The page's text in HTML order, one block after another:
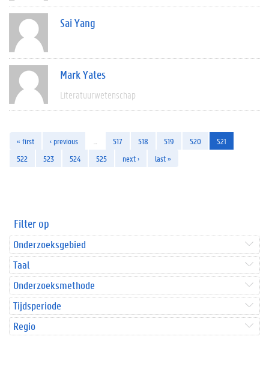
Sai Yang
Mark Yates
Literatuurwetenschap
« first ‹ previous 517 518 519 520
521
522
523 524 525 next › last »
Filter op
Onderzoeksgebied
Taal
Onderzoeksmethode
Tijdsperiode
Regio